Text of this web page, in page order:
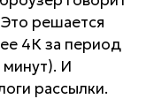
решается
4К за период
минут). И
рассылки.